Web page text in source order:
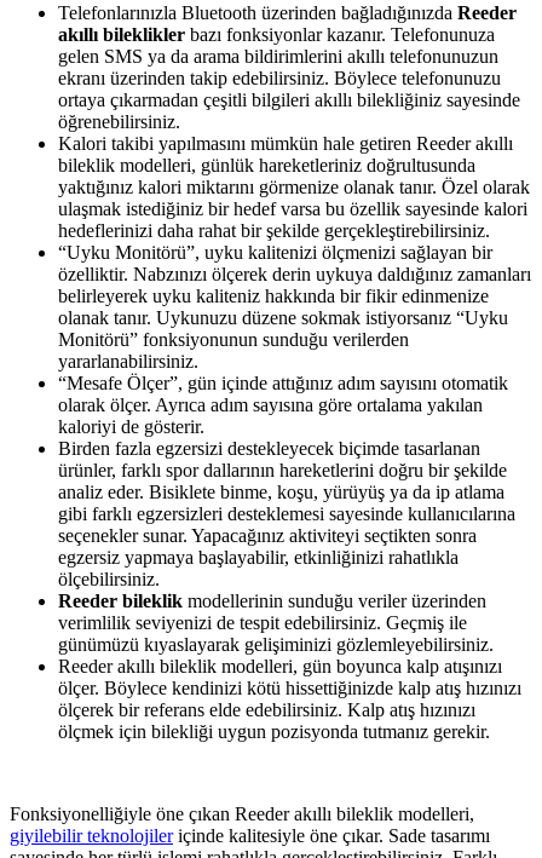
Telefonlarınızla Bluetooth üzerinden bağladığınızda Reeder
akıllı bileklikler bazı fonksiyonlar kazanır. Telefonunuza
gelen SMS ya da arama bildirimlerini akıllı telefonunuzun
ekranı üzerinden takip edebilirsiniz. Böylece telefonunuzu
ortaya çıkarmadan çeşitli bilgileri akıllı bilekliğiniz sayesinde
öğrenebilirsiniz.
Kalori takibi yapılmasını mümkün hale getiren Reeder akıllı
bileklik modelleri, günlük hareketleriniz doğrultusunda
yaktığınız kalori miktarını görmenize olanak tanır. Özel olarak
ulaşmak istediğiniz bir hedef varsa bu özellik sayesinde kalori
hedeflerinizi daha rahat bir şekilde gerçekleştirebilirsiniz.
“Uyku Monitörü”, uyku kalitenizi ölçmenizi sağlayan bir
özelliktir. Nabzınızı ölçerek derin uykuya daldığınız zamanları
belirleyerek uyku kaliteniz hakkında bir fikir edinmenize
olanak tanır. Uykunuzu düzene sokmak istiyorsanız “Uyku
Monitörü” fonksiyonunun sunduğu verilerden
yararlanabilirsiniz.
“Mesafe Ölçer”, gün içinde attığınız adım sayısını otomatik
olarak ölçer. Ayrıca adım sayısına göre ortalama yakılan
kaloriyi de gösterir.
Birden fazla egzersizi destekleyecek biçimde tasarlanan
ürünler, farklı spor dallarının hareketlerini doğru bir şekilde
analiz eder. Bisiklete binme, koşu, yürüyüş ya da ip atlama
gibi farklı egzersizleri desteklemesi sayesinde kullanıcılarına
seçenekler sunar. Yapacağınız aktiviteyi seçtikten sonra
egzersiz yapmaya başlayabilir, etkinliğinizi rahatlıkla
ölçebilirsiniz.
Reeder bileklik modellerinin sunduğu veriler üzerinden
verimlilik seviyenizi de tespit edebilirsiniz. Geçmiş ile
günümüzü kıyaslayarak gelişiminizi gözlemleyebilirsiniz.
Reeder akıllı bileklik modelleri, gün boyunca kalp atışınızı
ölçer. Böylece kendinizi kötü hissettiğinizde kalp atış hızınızı
ölçerek bir referans elde edebilirsiniz. Kalp atış hızınızı
ölçmek için bilekliği uygun pozisyonda tutmanız gerekir.
Fonksiyonelliğiyle öne çıkan Reeder akıllı bileklik modelleri,
giyilebilir teknolojileriçinde kalitesiyle öne çıkar. Sade tasarımı